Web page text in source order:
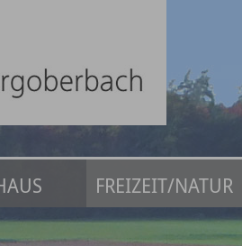
FREIZEIT/NATUR